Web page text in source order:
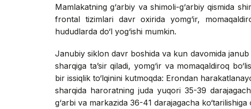
Mamlakatning g‘arbiy va shimoli-g‘arbiy qismida
frontal tizimlari davr oxirida yomg‘ir,
hududlarda do‘l yog‘ishi mumkin.
Janubiy siklon davr boshida va kun davomida
sharqiga ta’sir qiladi, yomg‘ir va momaqaldiroq
bir issiqlik to‘lqinini kutmoqda: Erondan
sharqida haroratning juda yuqori 35-39
g‘arbi va markazida 36-41 darajagacha ko‘tarilishiga